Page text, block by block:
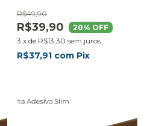
Preto
R$39,90
R$49,90
20% OFF
3 x de R$13,30 sem juros
R$37,91 com Pix